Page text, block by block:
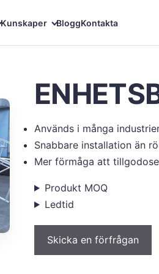
Kunskaper BloggKontakta
Används i många
Snabbare installation än
Mer förmåga att
Produkt MOQ
Ledtid
Skicka en förfrågan